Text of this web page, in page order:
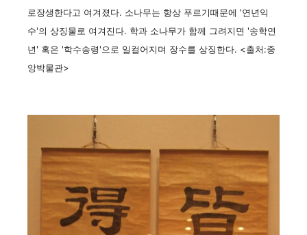
로장생한다고 여겨졌다. 소나무는 항상 푸르기때문에 '연년익
수'의 상징물로 여겨진다. 학과 소나무가 함께 그려지면 '송학연
년' 혹은 '학수송령'으로 일컬어지며 장수를 상징한다. <출처:중
앙박물관>